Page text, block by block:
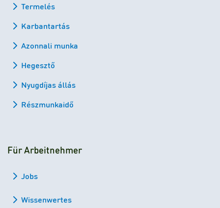
Termelés
Karbantartás
Azonnali munka
Hegesztő
Nyugdíjas állás
Részmunkaidő
Für Arbeitnehmer
Jobs
Wissenwertes